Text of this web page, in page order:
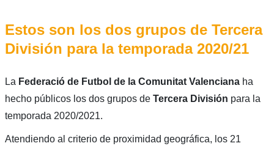
Estos son los dos grupos de Tercera
División para la temporada 2020/21
La Federació de Futbol de la Comunitat Valencianaha
hecho públicos los dos grupos de Tercera División para la
temporada 2020/2021.
Atendiendo al criterio de proximidad geográfica, los 21